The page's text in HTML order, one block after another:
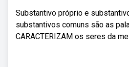
Substantivo próprio e
substantivos comuns são as
CARACTERIZAM os seres da